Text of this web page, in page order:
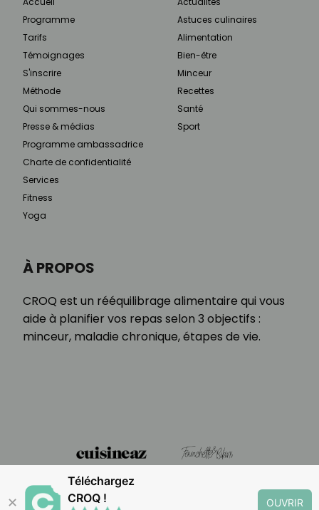
À PROPOS
CROQ est un rééquilibrage alimentaire qui vous
aide à planifier vos repas selon 3 objectifs :
minceur, maladie chronique, étapes de vie.
Programme
Tarifs
Témoignages
S'inscrire
Méthode
Qui sommes-nous
Presse & médias
Programme ambassadrice
Charte de confidentialité
Services
Fitness
Yoga
Astuces culinaires
Alimentation
Bien-être
Minceur
Recettes
Santé
Sport
✕
Téléchargez
CROQ !
OUVRIR